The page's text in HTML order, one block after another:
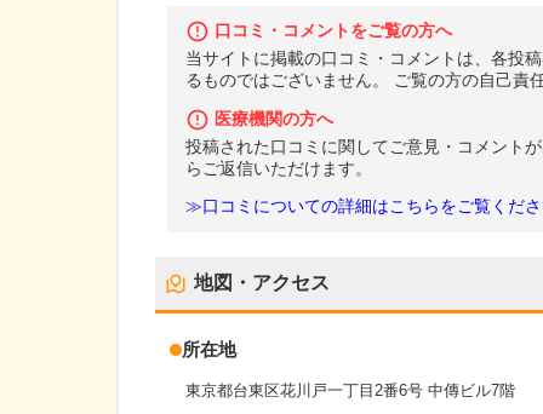
口コミ・コメントをご覧の方へ
当サイトに掲載の口コミ・コメントは、各投
るものではございません。 ご覧の方の自己責
医療機関の方へ
投稿された口コミに関してご意見・コメント
らご返信いただけます。
≫口コミについての詳細はこちらをご覧くださ
地図・アクセス
所在地
東京都台東区花川戸一丁目2番6号 中傳ビル7階